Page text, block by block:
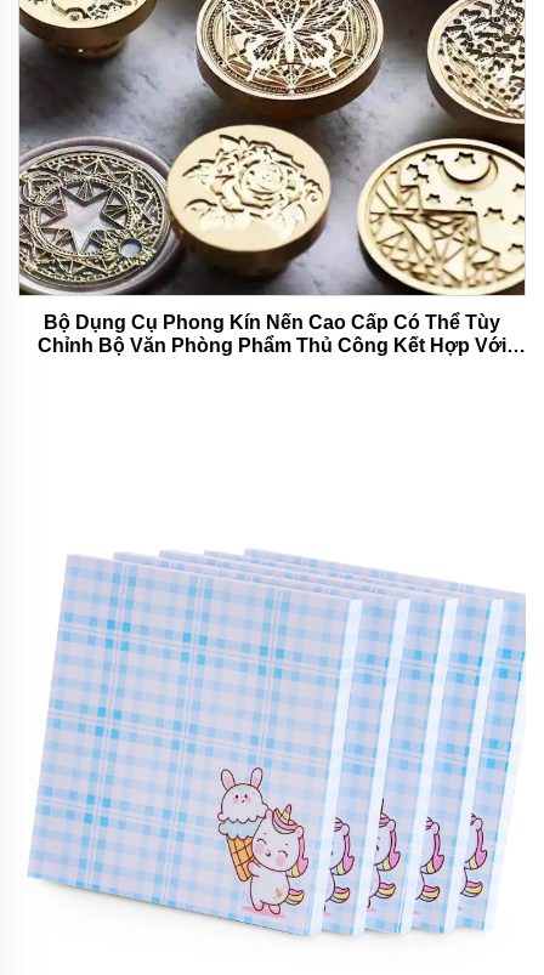
Bộ Dụng Cụ Phong Kín Nến Cao Cấp Có Thể Tùy
Chỉnh Bộ Văn Phòng Phẩm Thủ Công Kết Hợp Với